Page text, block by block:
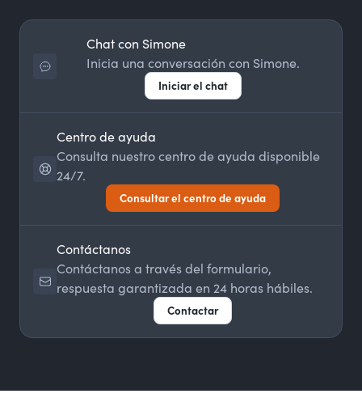
Chat con Simone
Inicia una conversación con Simone.
Iniciar el chat
Centro de ayuda
Consulta nuestro centro de ayuda disponible
24/7.
Consultar el centro de ayuda
Contáctanos
Contáctanos a través del formulario,
respuesta garantizada en 24 horas hábiles.
Contactar